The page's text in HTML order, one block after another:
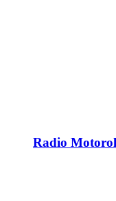
Radio